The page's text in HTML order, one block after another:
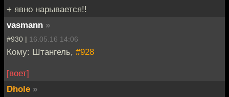
+ явно нарывается!!
vasmann »
#930 | 16.05.16 14:06
Кому: Штангель, #928
[воет]
Dhole »